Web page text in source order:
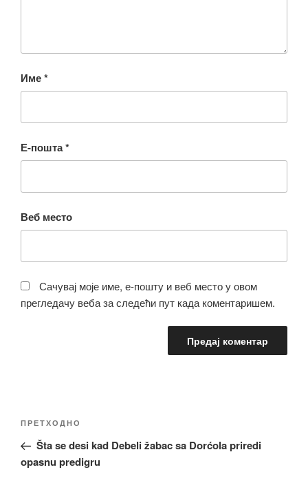
Име*
Е-пошта*
Веб место
Сачувај моје име, е-пошту и веб место у овом
прегледачу веба за следећи пут када коментаришем.
Кретање
чланка
Претходни
чланак
ПРЕТХОДНО
Šta se desi kad Debeli žabac sa Dorćola priredi
opasnu predigru